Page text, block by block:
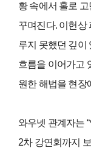
황 속에서 홀로
꾸며진다. 이헌상
루지 못했던 깊이
흐름을 이어가고
원한 해법을 현장
와우넷 관계자는
2차 강연회까지